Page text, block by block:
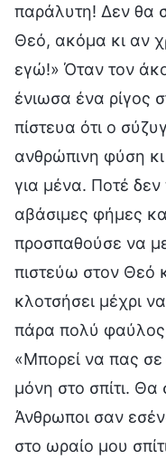
παράλυτη! Δεν θα
Θεό, ακόμα κι αν
εγώ!» Όταν τον
ένιωσα ένα ρίγος
πίστευα ότι ο
ανθρώπινη φύση
για μένα. Ποτέ δεν
αβάσιμες φήμες
προσπαθούσε να
πιστεύω στον Θεό
κλοτσήσει μέχρι
πάρα πολύ φαύλος!
«Μπορεί να πας
μόνη στο σπίτι.
Άνθρωποι σαν
στο ωραίο μου